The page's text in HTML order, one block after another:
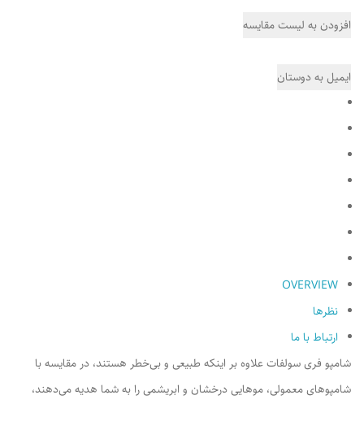
OVERVIEW
نظرها
ارتباط با ما
شامپو فری سولفات علاوه بر اینکه طبیعی و بی‌خطر هستند، در مقایسه با
شامپوهای معمولی، موهایی درخشان و ابریشمی را به شما هدیه می‌دهند،